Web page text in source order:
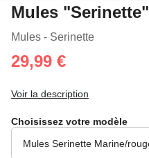
Mules "Serinette"
Mules - Serinette
29,99 €
Voir la description
Choisissez votre modèle